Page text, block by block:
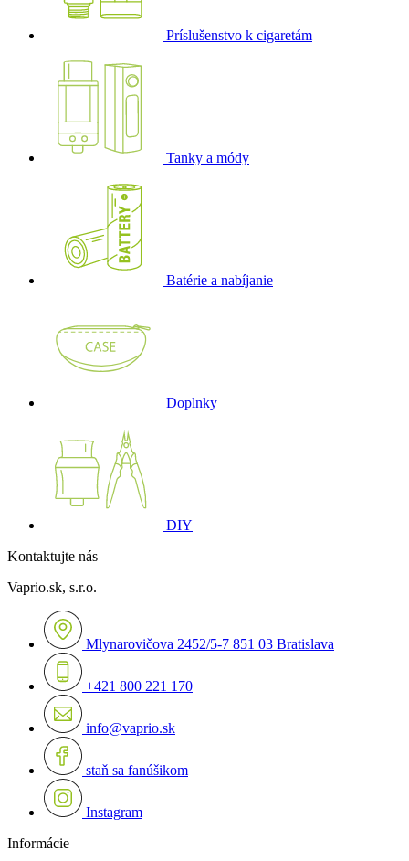
Príslušenstvo k cigaretám
Tanky a módy
Batérie a nabíjanie
Doplnky
DIY
Kontaktujte nás
Vaprio.sk, s.r.o.
Mlynarovičova 2452/5-7 851 03 Bratislava
+421 800 221 170
info@vaprio.sk
staň sa fanúšikom
Instagram
Informácie